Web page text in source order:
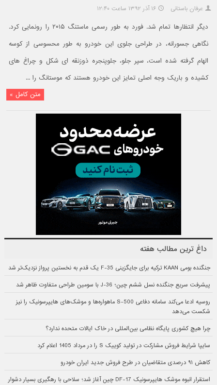
عرفان باستانی ۱۶ آذر ۱۳۹۲ ساعت ۱۲:۴۰
دیگر انتظارها تمام شد. فورد به طور رسمی ماستنگ ۲۰۱۵ را رونمایی کرد.
نگاهی جسورانه، در طراحی جلوی این خودرو به طور محسوسی از کوسه
الهام گرفته شده است، سپر جلو، جلوپنجره ذوزنقه ای شکل و چراغ های
کشیده و باریک وجه اصلی تمایز این خودرو هستند که موستانگ را ...
متن کامل »
داغ ترین مطالب هفته
جنگنده بومی KAAN ترکیه برای جایگزینی F-35 یک قدم به نخستین پرواز نزدیک‌تر شد
پیشرفت سریع جنگنده نسل ششم چین؛ J-36 با سومین طراحی متفاوت ظاهر شد
روسیه ادعا می‌کند سامانه دفاعی S-500 ماهواره‌ها و موشک‌های هایپرسونیک را نیز
شکست می‌دهد
چرا هیچ کشوری پایگاه نظامی بین‌المللی در خاک ایالات متحده ندارد؟
سایپا شرایط فروش مشارکت در تولید کوییک S را در مرداد 1405 اعلام کرد
کاهش ۹۱ درصدی متقاضیان در طرح فروش جدید ایران خودرو
استقرار انبوه موشک هایپرسونیک DF-17 چین آغاز شد؛ سلاحی با رهگیری بسیار دشوار